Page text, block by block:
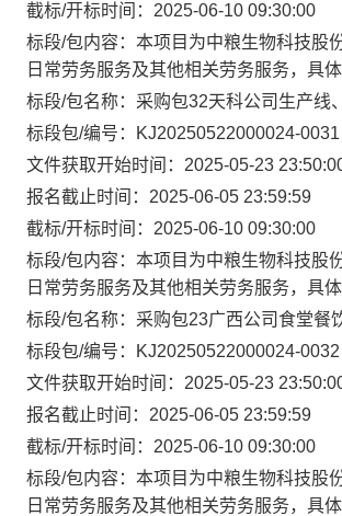
截标/开标时间：2025-06-10 09:30:00
标段/包内容：本项目为中粮生物科技股
日常劳务服务及其他相关劳务服务，具
标段/包名称：采购包32天科公司生产线
标段包/编号：KJ20250522000024-0031
文件获取开始时间：2025-05-23
报名截止时间：2025-06-05 23:59:59
截标/开标时间：2025-06-10 09:30:00
标段/包内容：本项目为中粮生物科技股
日常劳务服务及其他相关劳务服务，具
标段/包名称：采购包23广西公司食堂餐
标段包/编号：KJ20250522000024-0032
文件获取开始时间：2025-05-23
报名截止时间：2025-06-05 23:59:59
截标/开标时间：2025-06-10 09:30:00
标段/包内容：本项目为中粮生物科技股
日常劳务服务及其他相关劳务服务，具